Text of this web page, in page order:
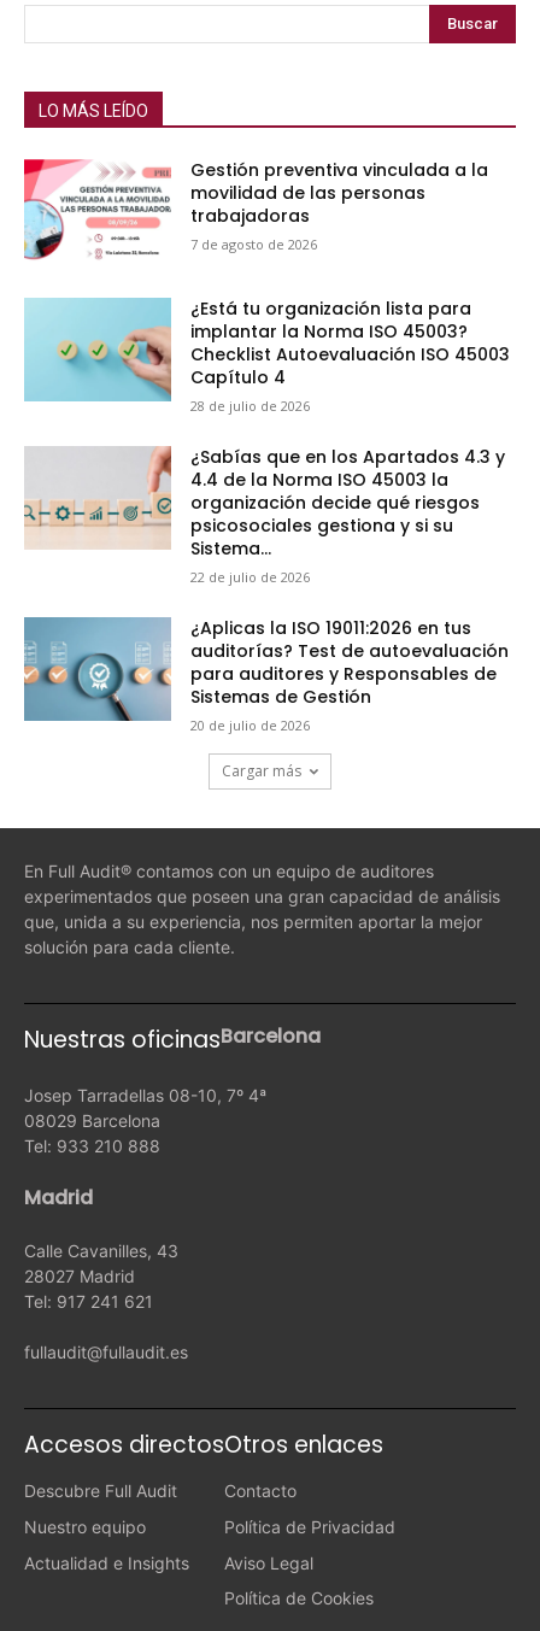
Buscar
LO MÁS LEÍDO
Gestión preventiva vinculada a la
movilidad de las personas
trabajadoras
7 de agosto de 2026
¿Está tu organización lista para
implantar la Norma ISO 45003?
Checklist Autoevaluación ISO 45003
Capítulo 4
28 de julio de 2026
¿Sabías que en los Apartados 4.3 y
4.4 de la Norma ISO 45003 la
organización decide qué riesgos
psicosociales gestiona y si su
Sistema...
22 de julio de 2026
¿Aplicas la ISO 19011:2026 en tus
auditorías? Test de autoevaluación
para auditores y Responsables de
Sistemas de Gestión
20 de julio de 2026
Cargar más
En Full Audit® contamos con un equipo de auditores
experimentados que poseen una gran capacidad de análisis
que, unida a su experiencia, nos permiten aportar la mejor
solución para cada cliente.
Nuestras oficinasBarcelona
Josep Tarradellas 08-10, 7º 4ª
08029 Barcelona
Tel: 933 210 888
Madrid
Calle Cavanilles, 43
28027 Madrid
Tel: 917 241 621
fullaudit@fullaudit.es
Accesos directos
Descubre Full Audit
Nuestro equipo
Actualidad e Insights
Otros enlaces
Contacto
Política de Privacidad
Aviso Legal
Política de Cookies